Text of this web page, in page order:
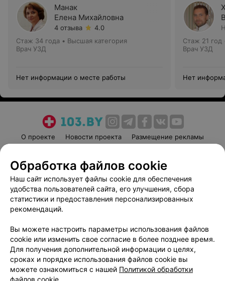
Манак
Елена Михайловна
4 отзыва
4.0
Стаж 34 года • Высшая категория
Врач УЗД
Нет информации о месте работы
Стаж 21 год
Врач УЗД
Нет
О проекте Новости проекта
Размещение рекламы
Пользовательское соглашение
Способы оплаты
Вакансии
Партнеры
Написать руководителю 103.by
Обработка персональных данных
Обработка файлов cookie
Наш сайт использует файлы cookie для обеспечения
удобства пользователей сайта, его улучшения, сбора
статистики и предоставления персонализированных
рекомендаций.
Вы можете настроить параметры использования файлов
cookie или изменить свое согласие в более позднее время.
Для получения дополнительной информации о целях,
сроках и порядке использования файлов cookie вы
можете ознакомиться с нашей Политикой обработки
файлов cookie